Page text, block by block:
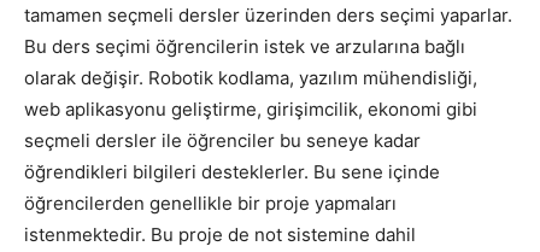
tamamen seçmeli dersler üzerinden ders seçimi yaparlar.
Bu ders seçimi öğrencilerin istek ve arzularına bağlı
olarak değişir. Robotik kodlama, yazılım mühendisliği,
web aplikasyonu geliştirme, girişimcilik, ekonomi gibi
seçmeli dersler ile öğrenciler bu seneye kadar
öğrendikleri bilgileri desteklerler. Bu sene içinde
öğrencilerden genellikle bir proje yapmaları
istenmektedir. Bu proje de not sistemine dahil